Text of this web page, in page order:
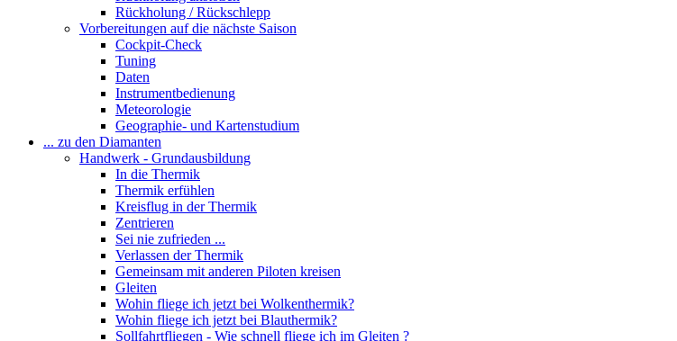
Rückholung / Rückschlepp
Vorbereitungen auf die nächste Saison
Cockpit-Check
Tuning
Daten
Instrumentbedienung
Meteorologie
Geographie- und Kartenstudium
... zu den Diamanten
Handwerk - Grundausbildung
In die Thermik
Thermik erfühlen
Kreisflug in der Thermik
Zentrieren
Sei nie zufrieden ...
Verlassen der Thermik
Gemeinsam mit anderen Piloten kreisen
Gleiten
Wohin fliege ich jetzt bei Wolkenthermik?
Wohin fliege ich jetzt bei Blauthermik?
Sollfahrtfliegen - Wie schnell fliege ich im Gleiten ?